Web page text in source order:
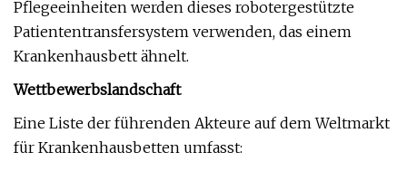
Pflegeeinheiten werden dieses robotergestützte
Patiententransfersystem verwenden, das einem
Krankenhausbett ähnelt.
Wettbewerbslandschaft
Eine Liste der führenden Akteure auf dem Weltmarkt
für Krankenhausbetten umfasst: